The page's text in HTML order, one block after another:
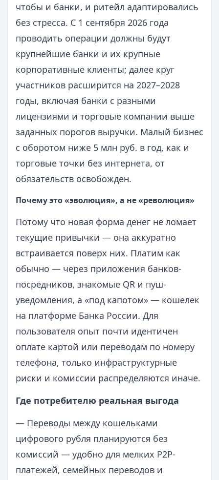
чтобы и банки, и ритейл адаптировались
без стресса. С 1 сентября 2026 года
проводить операции должны будут
крупнейшие банки и их крупные
корпоративные клиенты; далее круг
участников расширится на 2027–2028
годы, включая банки с разными
лицензиями и торговые компании выше
заданных порогов выручки. Малый бизнес
с оборотом ниже 5 млн руб. в год, как и
торговые точки без интернета, от
обязательств освобожден.
Почему это «эволюция», а не «революция»
Потому что новая форма денег не ломает
текущие привычки — она аккуратно
встраивается поверх них. Платим как
обычно — через приложения банков-
посредников, знакомые QR и пуш-
уведомления, а «под капотом» — кошелек
на платформе Банка России. Для
пользователя опыт почти идентичен
оплате картой или переводам по номеру
телефона, только инфраструктурные
риски и комиссии распределяются иначе.
Где потребителю реальная выгода
— Переводы между кошельками
цифрового рубля планируются без
комиссий — удобно для мелких P2P-
платежей, семейных переводов и